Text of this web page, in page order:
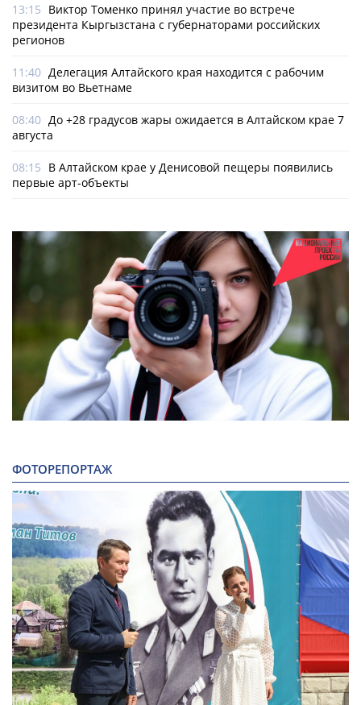
13:15 Виктор Томенко принял участие во встрече
президента Кыргызстана с губернаторами российских
регионов
11:40 Делегация Алтайского края находится с рабочим
визитом во Вьетнаме
08:40 До +28 градусов жары ожидается в Алтайском крае 7
августа
08:15 В Алтайском крае у Денисовой пещеры появились
первые арт-объекты
ФОТОРЕПОРТАЖ